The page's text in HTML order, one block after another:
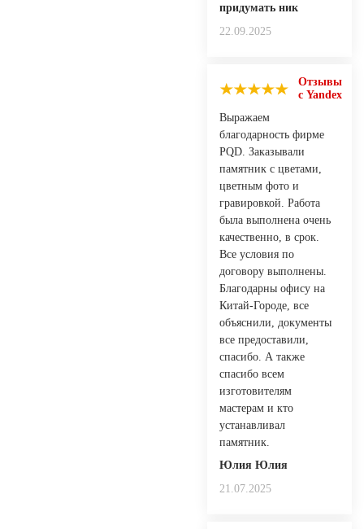
придумать ник
22.09.2025
Отзывы
с Yandex
Выражаем
благодарность фирме
PQD. Заказывали
памятник с цветами,
цветным фото и
гравировкой. Работа
была выполнена очень
качественно, в срок.
Все условия по
договору выполнены.
Благодарны офису на
Китай-Городе, все
объяснили, документы
все предоставили,
спасибо. А также
спасибо всем
изготовителям
мастерам и кто
устанавливал
памятник.
Юлия Юлия
21.07.2025